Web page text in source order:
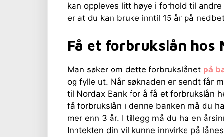
kan oppleves litt høye i forhold til
er at du kan bruke inntil 15 år på
Få et forbrukslån hos
Man søker om dette forbrukslånet på
og fylle ut. Når søknaden er sendt får
til Nordax Bank for å få et forbrukslån
få forbrukslån i denne banken må du
mer enn 3 år. I tillegg må du ha en
Inntekten din vil kunne innvirke på